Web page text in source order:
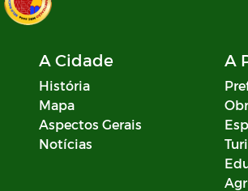
A Cidade
História
Mapa
Aspectos Gerais
Notícias
A